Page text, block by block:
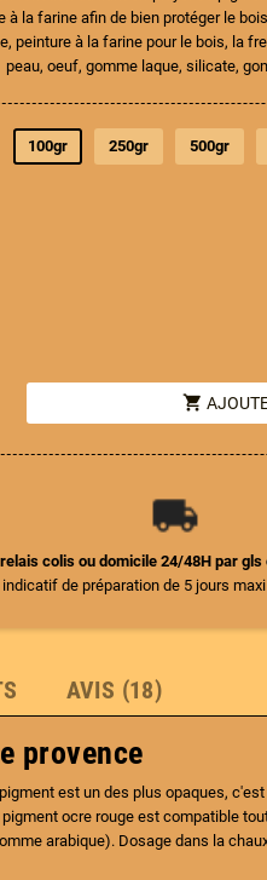
à la farine afin de bien protéger le
peinture à la farine pour le bois, la
peau, oeuf, gomme laque, silicate,
100gr 250gr 500gr
shopping_cart
colis ou domicile 24/48H par
de préparation de 5 jours
AVIS (18)
provence
est un des plus opaques,
ocre rouge est compatible
arabique). Dosage dans la